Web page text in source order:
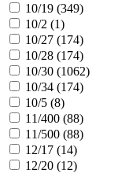
10/19 (349)
10/2 (1)
10/27 (174)
10/28 (174)
10/30 (1062)
10/34 (174)
10/5 (8)
11/400 (88)
11/500 (88)
12/17 (14)
12/20 (12)